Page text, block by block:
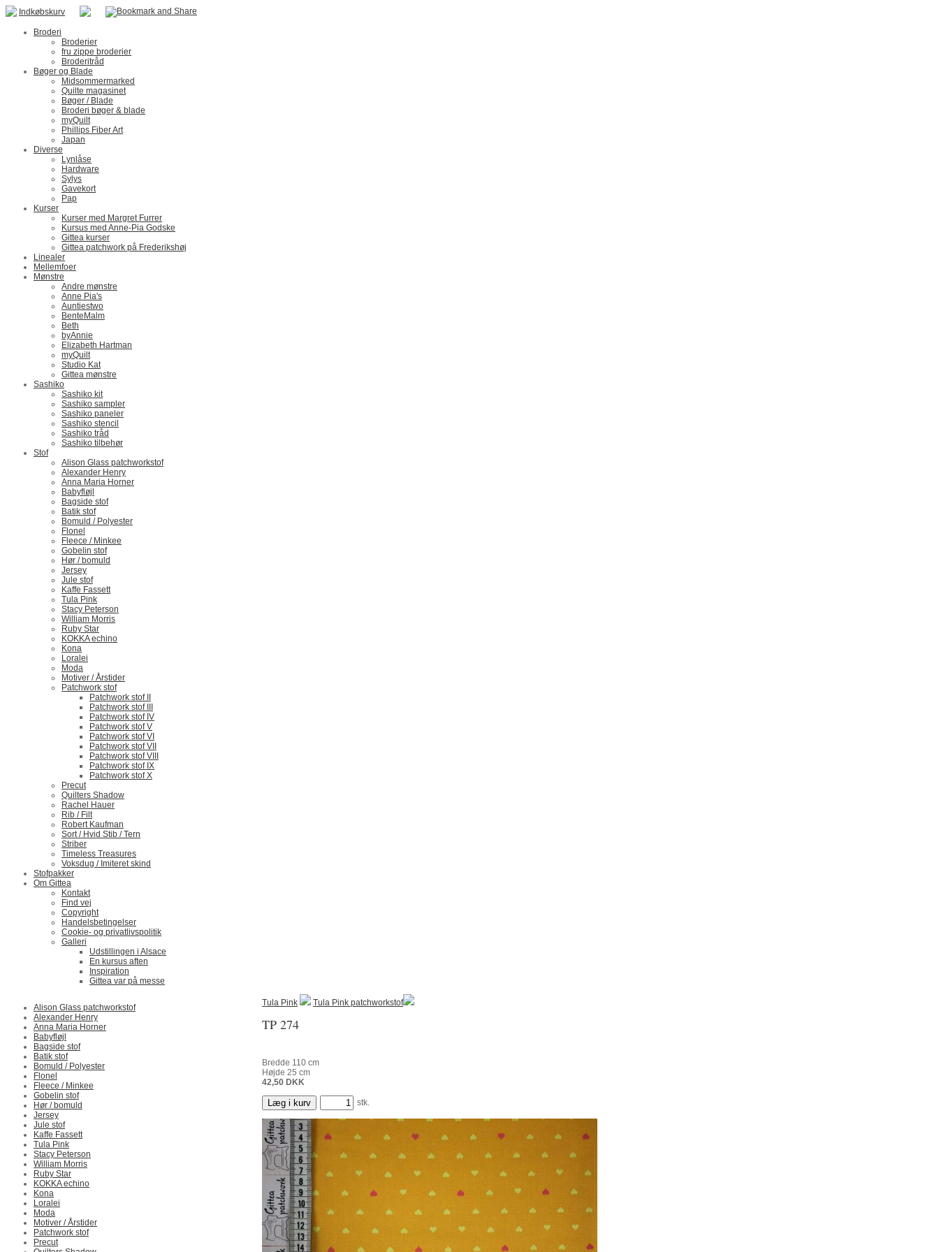
Indkøbskurv
Broderi
Broderier
fru zippe broderier
Broderitråd
Bøger og Blade
Midsommermarked
Quilte magasinet
Bøger / Blade
Broderi bøger & blade
myQuilt
Phillips Fiber Art
Japan
Diverse
Lynlåse
Hardware
Sylys
Gavekort
Pap
Kurser
Kurser med Margret Furrer
Kursus med Anne-Pia Godske
Gittea kurser
Gittea patchwork på Frederikshøj
Linealer
Mellemfoer
Mønstre
Andre mønstre
Anne Pia's
Auntiestwo
BenteMalm
Beth
byAnnie
Elizabeth Hartman
myQuilt
Studio Kat
Gittea mønstre
Sashiko
Sashiko kit
Sashiko sampler
Sashiko paneler
Sashiko stencil
Sashiko tråd
Sashiko tilbehør
Stof
Alison Glass patchworkstof
Alexander Henry
Anna Maria Horner
Babyfløjl
Bagside stof
Batik stof
Bomuld / Polyester
Flonel
Fleece / Minkee
Gobelin stof
Hør / bomuld
Jersey
Jule stof
Kaffe Fassett
Tula Pink
Stacy Peterson
William Morris
Ruby Star
KOKKA echino
Kona
Loralei
Moda
Motiver / Årstider
Patchwork stof
Patchwork stof II
Patchwork stof III
Patchwork stof IV
Patchwork stof V
Patchwork stof VI
Patchwork stof VII
Patchwork stof VIII
Patchwork stof IX
Patchwork stof X
Precut
Quilters Shadow
Rachel Hauer
Rib / Filt
Robert Kaufman
Sort / Hvid Stib / Tern
Striber
Timeless Treasures
Voksdug / Imiteret skind
Stofpakker
Om Gittea
Kontakt
Find vej
Copyright
Handelsbetingelser
Cookie- og privatlivspolitik
Galleri
Udstillingen i Alsace
En kursus aften
Inspiration
Gittea var på messe
Alison Glass patchworkstof
Alexander Henry
Anna Maria Horner
Babyfløjl
Bagside stof
Batik stof
Bomuld / Polyester
Flonel
Fleece / Minkee
Gobelin stof
Hør / bomuld
Jersey
Jule stof
Kaffe Fassett
Tula Pink
Stacy Peterson
William Morris
Ruby Star
KOKKA echino
Kona
Loralei
Moda
Motiver / Årstider
Patchwork stof
Precut
Tula Pink Tula Pink patchworkstof
TP 274
Bredde 110 cm
Højde 25 cm
42,50 DKK
Læg i kurv stk.